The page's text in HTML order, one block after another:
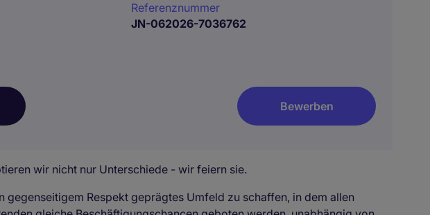
Referenznummer
JN-062026-7036762
Bewerben
wir nicht nur Unterschiede - wir feiern sie.
gegenseitigem Respekt geprägtes Umfeld zu schaffen, in dem allen